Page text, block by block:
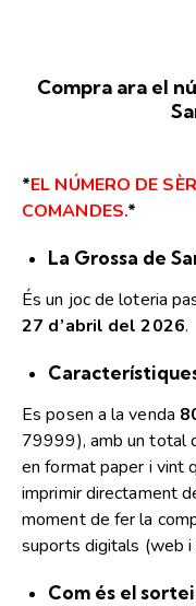
Compra ara el
*EL NÚMERO DE
COMANDES.*
La Grossa de
És un joc de loteria
27 d’abril del 2026.
Es posen a la venda
79999), amb un total
en format paper i vint
imprimir directament
moment de fer la
suports digitals (web
Com és el